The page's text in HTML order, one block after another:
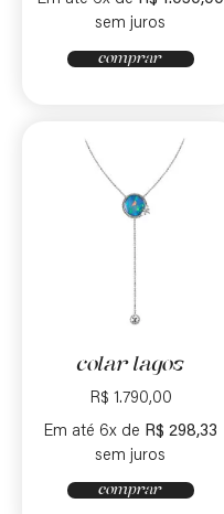
sem juros
comprar
colar lagos
R$ 1.790,00
Em até 6x de R$ 298,33
sem juros
comprar